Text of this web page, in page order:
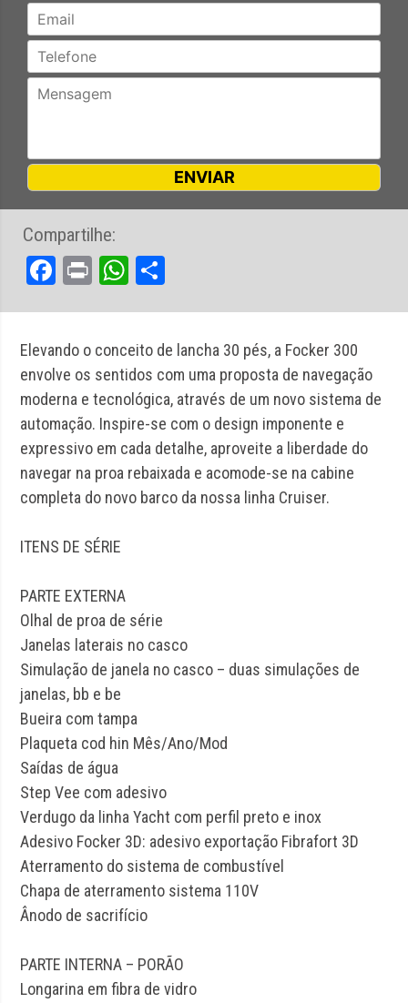
Elevando o conceito de lancha 30 pés, a Focker 300
envolve os sentidos com uma proposta de navegação
moderna e tecnológica, através de um novo sistema de
automação. Inspire-se com o design imponente e
expressivo em cada detalhe, aproveite a liberdade do
navegar na proa rebaixada e acomode-se na cabine
completa do novo barco da nossa linha Cruiser.
ITENS DE SÉRIE
PARTE EXTERNA
Olhal de proa de série
Janelas laterais no casco
Simulação de janela no casco – duas simulações de
janelas, bb e be
Bueira com tampa
Plaqueta cod hin Mês/Ano/Mod
Saídas de água
Step Vee com adesivo
Verdugo da linha Yacht com perfil preto e inox
Adesivo Focker 3D: adesivo exportação Fibrafort 3D
Aterramento do sistema de combustível
Chapa de aterramento sistema 110V
Ânodo de sacrifício
PARTE INTERNA – PORÃO
Longarina em fibra de vidro
Compartilhe:
Facebook
PrintWhatsApp